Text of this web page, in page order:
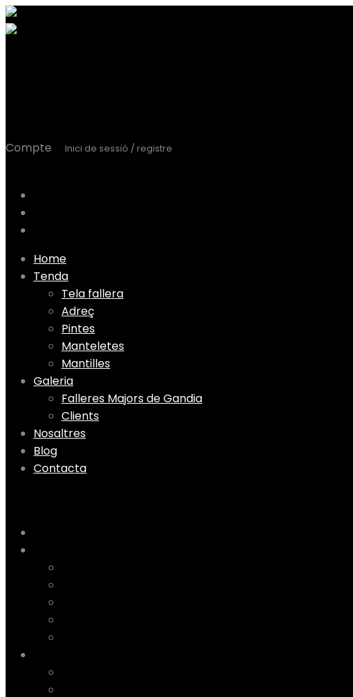
Compte Inici de sessió / registre
Skip
content
Home
Tenda
Tela fallera
Adreç
Pintes
Manteletes
Mantilles
Galeria
Falleres Majors de Gandia
Clients
Nosaltres
Blog
Contacta